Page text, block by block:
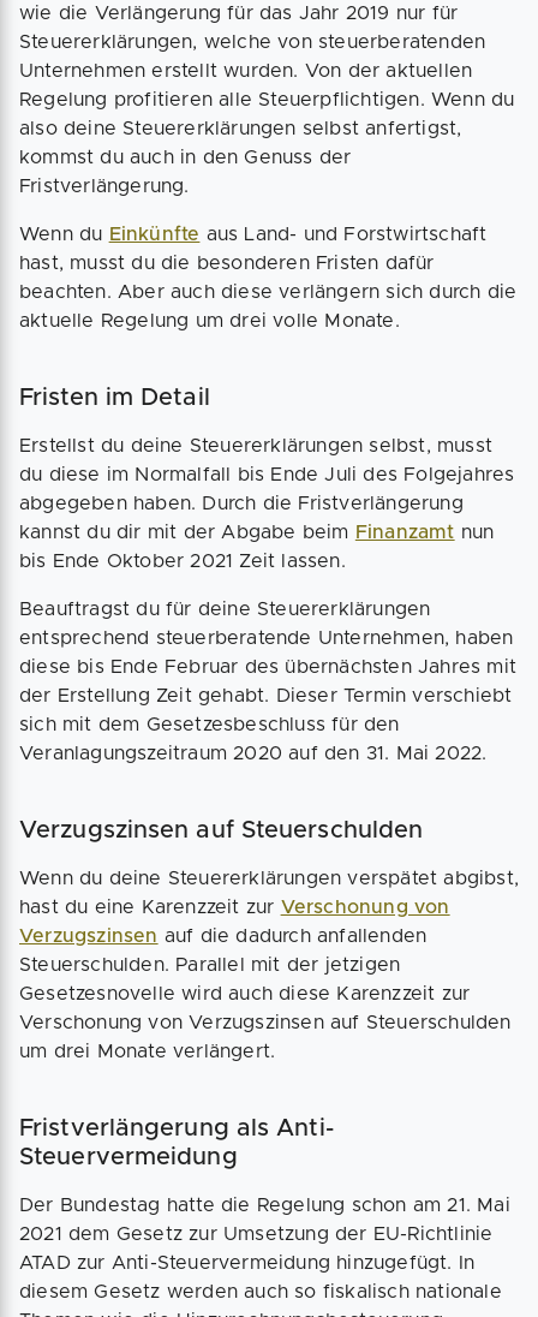
wie die Verlängerung für das Jahr 2019 nur für
Steuererklärungen, welche von steuerberatenden
Unternehmen erstellt wurden. Von der aktuellen
Regelung profitieren alle Steuerpflichtigen. Wenn du
also deine Steuererklärungen selbst anfertigst,
kommst du auch in den Genuss der
Fristverlängerung.
Wenn du Einkünfte aus Land- und Forstwirtschaft
hast, musst du die besonderen Fristen dafür
beachten. Aber auch diese verlängern sich durch die
aktuelle Regelung um drei volle Monate.
Fristen im Detail
Erstellst du deine Steuererklärungen selbst, musst
du diese im Normalfall bis Ende Juli des Folgejahres
abgegeben haben. Durch die Fristverlängerung
kannst du dir mit der Abgabe beim Finanzamt nun
bis Ende Oktober 2021 Zeit lassen.
Beauftragst du für deine Steuererklärungen
entsprechend steuerberatende Unternehmen, haben
diese bis Ende Februar des übernächsten Jahres mit
der Erstellung Zeit gehabt. Dieser Termin verschiebt
sich mit dem Gesetzesbeschluss für den
Veranlagungszeitraum 2020 auf den 31. Mai 2022.
Verzugszinsen auf Steuerschulden
Wenn du deine Steuererklärungen verspätet abgibst,
hast du eine Karenzzeit zur Verschonung von
Verzugszinsen auf die dadurch anfallenden
Steuerschulden. Parallel mit der jetzigen
Gesetzesnovelle wird auch diese Karenzzeit zur
Verschonung von Verzugszinsen auf Steuerschulden
um drei Monate verlängert.
Fristverlängerung als Anti-
Steuervermeidung
Der Bundestag hatte die Regelung schon am 21. Mai
2021 dem Gesetz zur Umsetzung der EU-Richtlinie
ATAD zur Anti-Steuervermeidung hinzugefügt. In
diesem Gesetz werden auch so fiskalisch nationale